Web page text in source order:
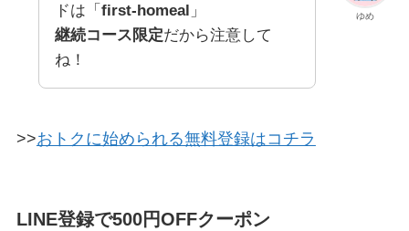
ゆめ
ドは「 first-homeal 」
継続コース限定だから注意して
ね！
>>おトクに始められる無料登録はコチラ
LINE登録で500円OFFクーポン